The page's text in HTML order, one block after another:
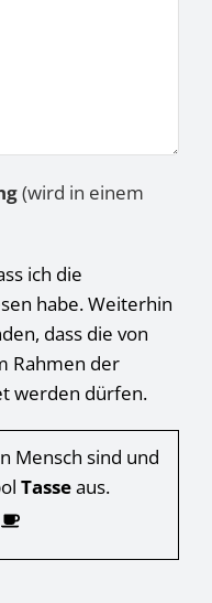
(wird in einem
ich die
habe. Weiterhin
dass die von
Rahmen der
werden dürfen.
Mensch sind und
Tasseaus.